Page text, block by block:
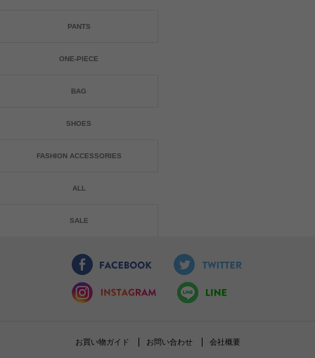
PANTS
ONE-PIECE
BAG
SHOES
FASHION ACCESSORIES
ALL
SALE
お買い物ガイド お問い合わせ 会社概要